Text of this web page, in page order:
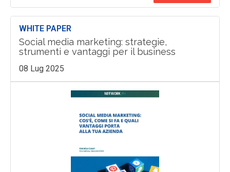
WHITE PAPER
Social media marketing: strategie,
strumenti e vantaggi per il business
08 Lug 2025